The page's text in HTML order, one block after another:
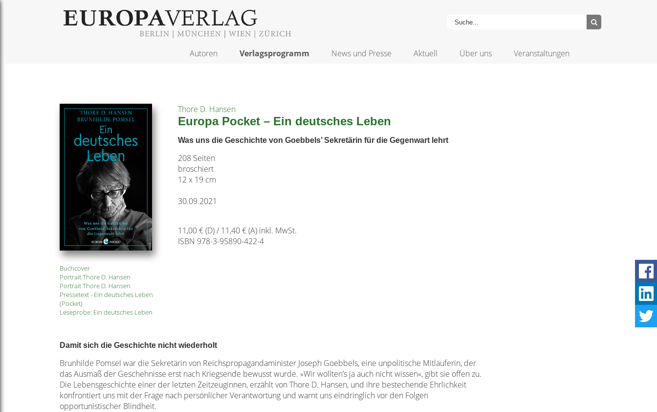
Autoren Verlagsprogramm News und Presse Aktuell Über uns Veranstaltungen
Buchcover
Portrait Thore D. Hansen
Portrait Thore D. Hansen
Pressetext - Ein deutsches Leben
(Pocket)
Leseprobe: Ein deutsches Leben
Thore D. Hansen
Europa Pocket – Ein deutsches Leben
Was uns die Geschichte von Goebbels’ Sekretärin für die Gegenwart lehrt
208 Seiten
broschiert
12 x 19 cm
30.09.2021
11,00 € (D) / 11,40 € (A) inkl. MwSt.
ISBN 978-3-95890-422-4
Damit sich die Geschichte nicht wiederholt
Brunhilde Pomsel war die Sekretärin von Reichspropagandaminister Joseph Goebbels, eine unpolitische Mitläuferin, der
das Ausmaß der Geschehnisse erst nach Kriegsende bewusst wurde. »Wir wollten’s ja auch nicht wissen«, gibt sie offen zu.
Die Lebensgeschichte einer der letzten Zeitzeuginnen, erzählt von Thore D. Hansen, und ihre bestechende Ehrlichkeit
konfrontiert uns mit der Frage nach persönlicher Verantwortung und warnt uns eindringlich vor den Folgen
opportunistischer Blindheit.